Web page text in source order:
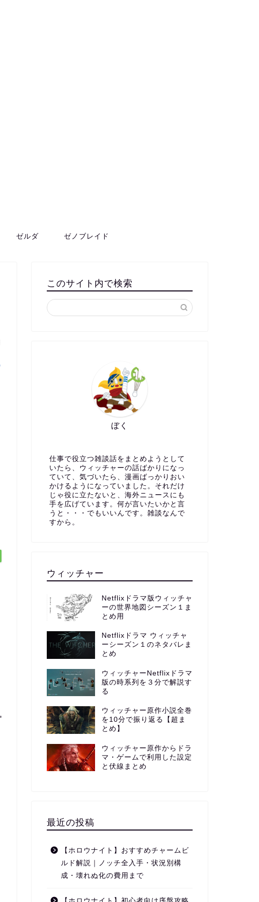
ゼルダ ゼノブレイド
このサイト内で検索
ぼく
仕事で役立つ雑談話をまとめようとして
いたら、ウィッチャーの話ばかりになっ
ていて、気づいたら、漫画ばっかりおい
かけるようになっていました。それだけ
じゃ役に立たないと、海外ニュースにも
手を広げています。何が言いたいかと言
うと・・・でもいいんです。雑談なんで
すから。
ウィッチャー
Netflixドラマ版ウィッチャ
ーの世界地図シーズン１ま
とめ用
Netflixドラマ ウィッチャ
ーシーズン１のネタバレま
とめ
ウィッチャーNetflixドラマ
版の時系列を３分で解説す
る
ウィッチャー原作小説全巻
を10分で振り返る【超ま
とめ】
ウィッチャー原作からドラ
マ・ゲームで利用した設定
と伏線まとめ
最近の投稿
【ホロウナイト】おすすめチャームビ
ルド解説｜ノッチ全入手・状況別構
成・壊れぬ化の費用まで